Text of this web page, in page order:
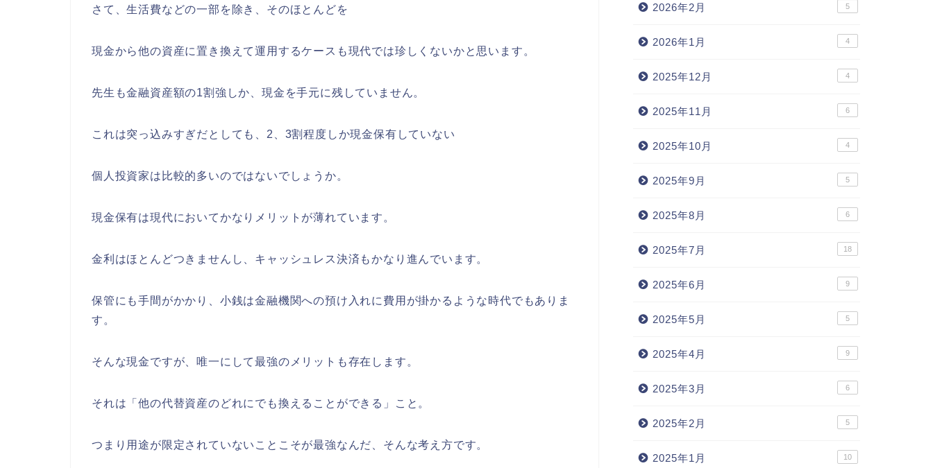
さて、生活費などの一部を除き、そのほとんどを
現金から他の資産に置き換えて運用するケースも現代では珍しくないかと思います。
先生も金融資産額の1割強しか、現金を手元に残していません。
これは突っ込みすぎだとしても、2、3割程度しか現金保有していない
個人投資家は比較的多いのではないでしょうか。
現金保有は現代においてかなりメリットが薄れています。
金利はほとんどつきませんし、キャッシュレス決済もかなり進んでいます。
保管にも手間がかかり、小銭は金融機関への預け入れに費用が掛かるような時代でもありま
す。
そんな現金ですが、唯一にして最強のメリットも存在します。
それは「他の代替資産のどれにでも換えることができる」こと。
つまり用途が限定されていないことこそが最強なんだ、そんな考え方です。
2026年2月 5
2026年1月 4
2025年12月 4
2025年11月 6
2025年10月 4
2025年9月 5
2025年8月 6
2025年7月 18
2025年6月 9
2025年5月 5
2025年4月 9
2025年3月 6
2025年2月 5
2025年1月 10